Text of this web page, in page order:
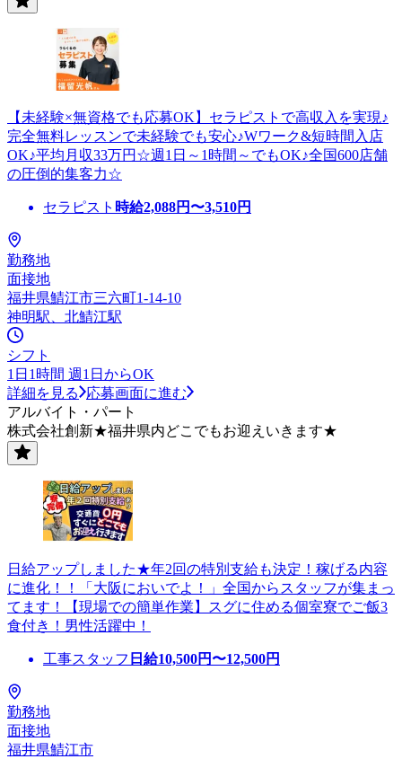
【未経験×無資格でも応募OK】セラピストで高収入を実現♪
完全無料レッスンで未経験でも安心♪Wワーク&短時間入店
OK♪平均月収33万円☆週1日～1時間～でもOK♪全国600店舗
の圧倒的集客力☆
セラピスト 時給2,088円〜3,510円
勤務地
面接地
福井県鯖江市三六町1-14-10
神明駅、北鯖江駅
シフト
1日1時間 週1日からOK
詳細を見る
応募画面に進む
アルバイト・パート
株式会社創新★福井県内どこでもお迎えいきます★
日給アップしました★年2回の特別支給も決定！稼げる内容
に進化！！「大阪においでよ！」全国からスタッフが集まっ
てます！【現場での簡単作業】スグに住める個室寮でご飯3
食付き！男性活躍中！
工事スタッフ 日給10,500円〜12,500円
勤務地
面接地
福井県鯖江市